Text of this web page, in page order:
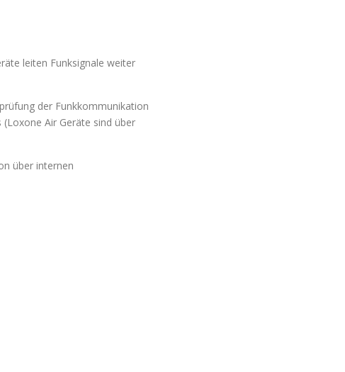
leiten Funksignale weiter
der Funkkommunikation
Air Geräte sind über
über internen